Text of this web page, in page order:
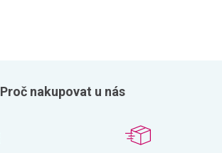
Proč nakupovat u nás